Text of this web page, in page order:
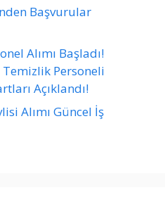
Başvurular
Alımı Başladı!
Personeli
Açıklandı!
Alımı Güncel İş